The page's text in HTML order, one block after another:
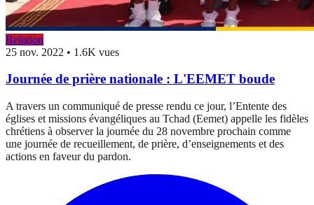
Religion
25 nov. 2022 • 1.6K vues
Journée de prière nationale : L'EEMET boude
A travers un communiqué de presse rendu ce jour, l’Entente des
églises et missions évangéliques au Tchad (Eemet) appelle les fidèles
chrétiens à observer la journée du 28 novembre prochain comme
une journée de recueillement, de prière, d’enseignements et des
actions en faveur du pardon.